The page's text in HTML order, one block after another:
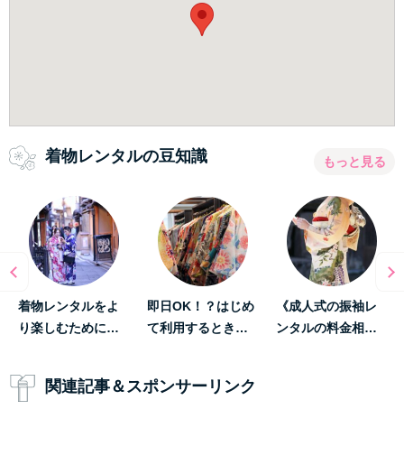
着物レンタルの豆知識 もっと見る
着物レンタルをよ
り楽しむために…
即日OK！？はじめ
て利用するとき…
《成人式の振袖レ
ンタルの料金相…
関連記事＆スポンサーリンク